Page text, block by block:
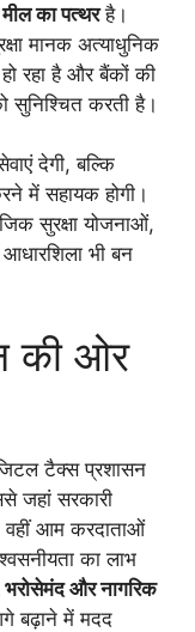
का पत्थरहै।
मानक अत्याधुनिक
रहा है और बैंकों की
सुनिश्चित करती है।
देगी, बल्कि
में सहायक होगी।
सुरक्षा योजनाओं,
भी बन
की ओर
टैक्स प्रशासन
जहां सरकारी
वहीं आम करदाताओं
का लाभ
और नागरिक
बढ़ाने में मदद